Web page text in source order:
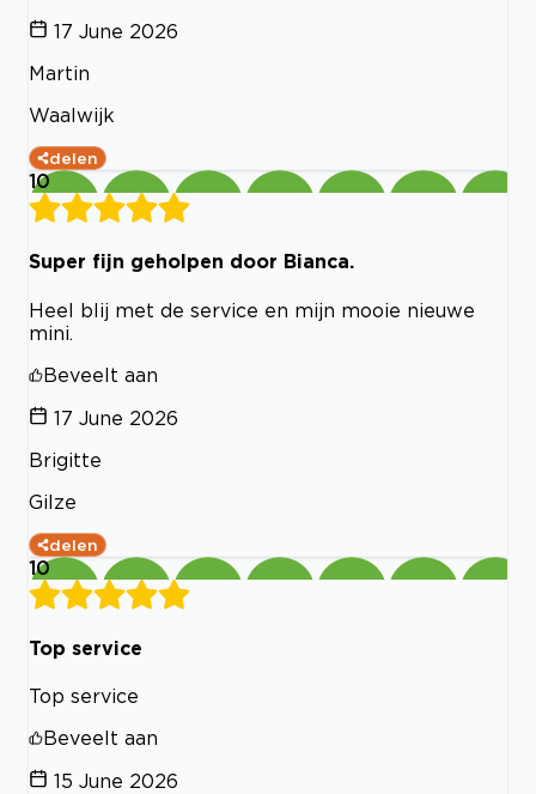
17 June 2026
Martin
Waalwijk
delen
10
Super fijn geholpen door Bianca.
Heel blij met de service en mijn mooie nieuwe
mini.
Beveelt aan
17 June 2026
Brigitte
Gilze
delen
10
Top service
Top service
Beveelt aan
15 June 2026